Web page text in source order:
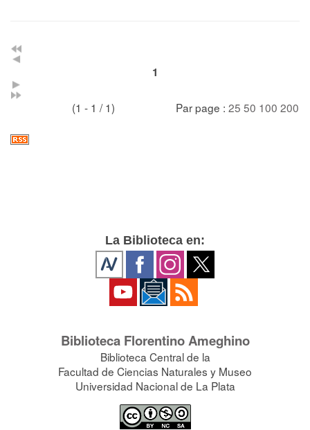
1
(1 - 1 / 1) Par page : 25 50 100 200
La Biblioteca en:
Biblioteca Florentino Ameghino
Biblioteca Central de la
Facultad de Ciencias Naturales y Museo
Universidad Nacional de La Plata